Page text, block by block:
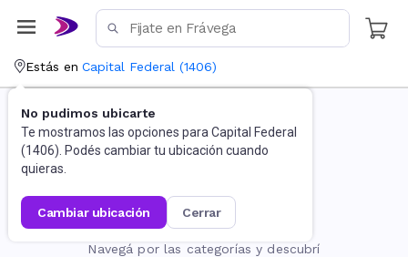
Estás en Capital Federal (1406)
No pudimos ubicarte
Te mostramos las opciones para Capital Federal
(1406). Podés cambiar tu ubicación cuando
quieras.
cambiar ubicación cerrar
La página no existe
Navegá por las categorías y descubrí